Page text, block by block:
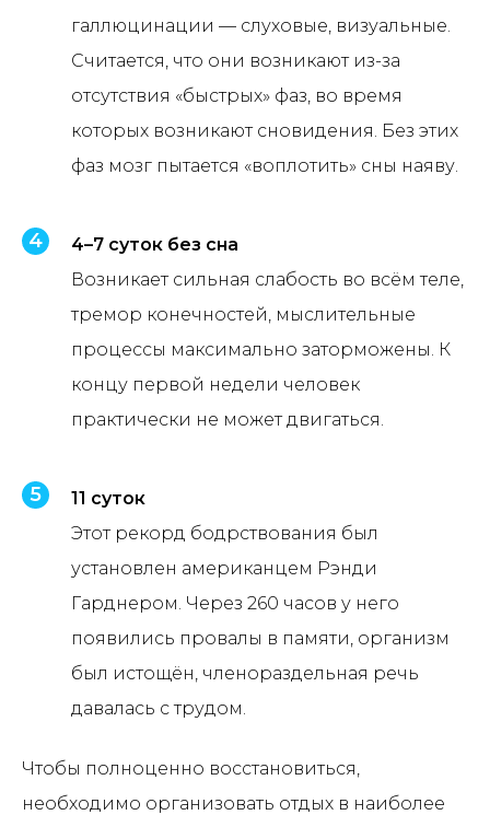
галлюцинации — слуховые, визуальные.
Считается, что они возникают из-за
отсутствия «быстрых» фаз, во время
которых возникают сновидения. Без этих
фаз мозг пытается «воплотить» сны наяву.
4–7 суток без сна
Возникает сильная слабость во всём теле,
тремор конечностей, мыслительные
процессы максимально заторможены. К
концу первой недели человек
практически не может двигаться.
11 суток
Этот рекорд бодрствования был
установлен американцем Рэнди
Гарднером. Через 260 часов у него
появились провалы в памяти, организм
был истощён, членораздельная речь
давалась с трудом.
Чтобы полноценно восстановиться,
необходимо организовать отдых в наиболее